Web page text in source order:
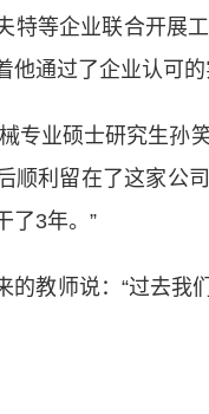
特等企业联合开展
他通过了企业认可的
业硕士研究生孙笑
顺利留在了这家公
了3年。”
教师说：“过去我